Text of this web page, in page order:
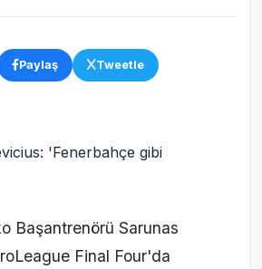
Paylaş Tweetle
Başantrenörü Sarunas
Final Four'da